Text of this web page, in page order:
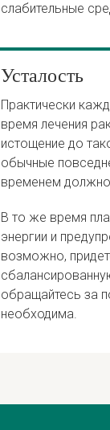
слабительные
Усталость
Практически
время лечения
истощение до
обычные
временем
В то же время
энергии и
возможно,
обращайтесь за
необходима.